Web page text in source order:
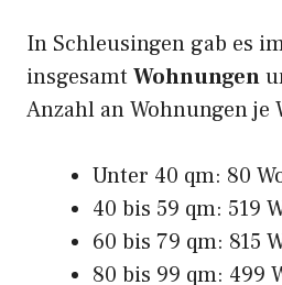
In Schleusingen gab es
insgesamt Wohnungen
Anzahl an Wohnungen je
Unter 40 qm: 80
40 bis 59 qm: 519
60 bis 79 qm: 815
80 bis 99 qm: 499